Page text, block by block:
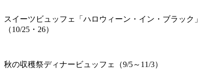
スイーツビュッフェ「ハロウィーン・イン・ブラック」
（10/25・26）
秋の収穫祭ディナービュッフェ（9/5～11/3）